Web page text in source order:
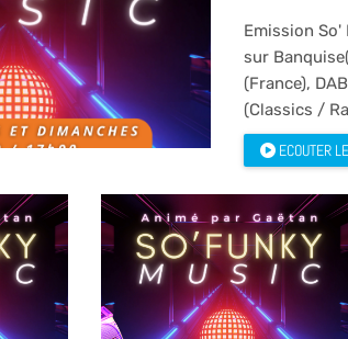
Emission
sur
(France),
(Classics /
ECOUTER